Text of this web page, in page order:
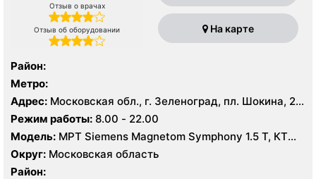
Отзыв о врачах
Отзыв об оборудовании На карте
Район:
Метро:
Адрес: Московская обл., г. Зеленоград, пл. Шокина, 2,
стр. 3
Режим работы: 8.00 - 22.00
Модель: МРТ Siemens Magnetom Symphony 1.5 Т, КТ
Toshiba Aquilion 16 срезов, УЗИ Toshiba
Округ: Московская область
Район: